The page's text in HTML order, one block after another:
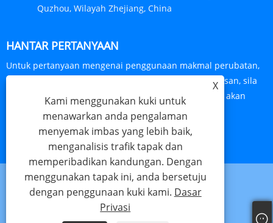
Quzhou, Wilayah Zhejiang, China
HANTAR PERTANYAAN
Untuk pertanyaan mengenai penggunaan makmal perubatan,
kain kasa perubatan, kencing perubatan dan pernafasan, sila
tinggalkan alamat e-mel anda dengan kami dan kami akan
menghubungi anda dalam masa 24 jam.
PERTANYAAN SEKARANG
Links Sitemap RSS XML Dasar Privasi
X
Kami menggunakan kuki untuk
menawarkan anda pengalaman
menyemak imbas yang lebih baik,
menganalisis trafik tapak dan
memperibadikan kandungan. Dengan
menggunakan tapak ini, anda bersetuju
dengan penggunaan kuki kami. Dasar
Privasi